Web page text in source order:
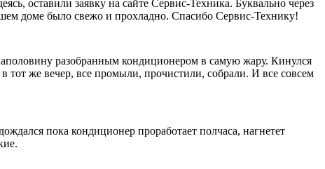
оставили заявку на сайте Сервис-Техника. Буквально через
доме было свежо и прохладно. Спасибо Сервис-Технику!
разобранным кондиционером в самую жару. Кинулся
тот же вечер, все промыли, прочистили, собрали. И все совсем
пока кондиционер проработает полчаса, нагнетет